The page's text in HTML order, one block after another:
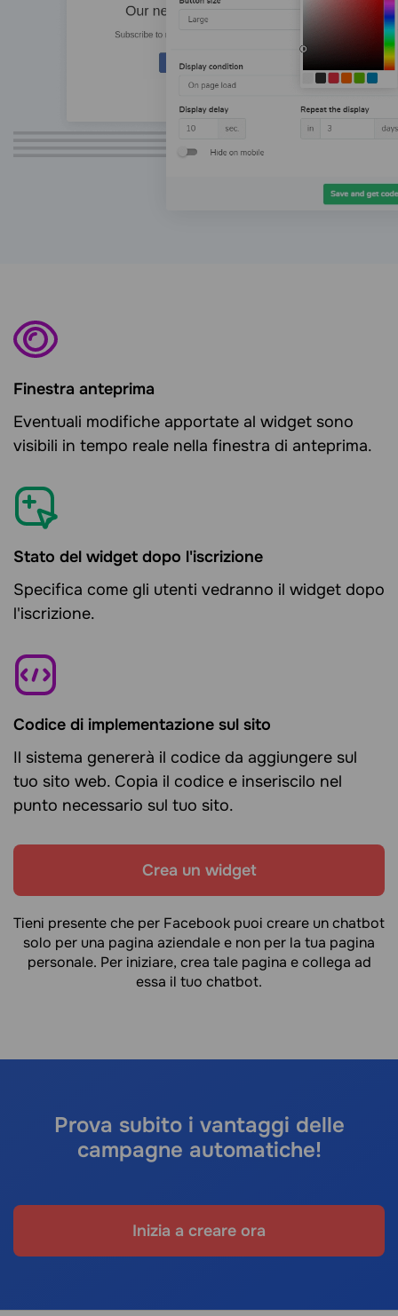
Finestra anteprima
Eventuali modifiche apportate al widget sono
visibili in tempo reale nella finestra di anteprima.
Stato del widget dopo l'iscrizione
Specifica come gli utenti vedranno il widget dopo
l'iscrizione.
Codice di implementazione sul sito
Il sistema genererà il codice da aggiungere sul
tuo sito web. Copia il codice e inseriscilo nel
punto necessario sul tuo sito.
Crea un widget
Tieni presente che per Facebook puoi creare un chatbot
solo per una pagina aziendale e non per la tua pagina
personale. Per iniziare, crea tale pagina e collega ad
essa il tuo chatbot.
Prova subito i vantaggi delle
campagne automatiche!
Inizia a creare ora